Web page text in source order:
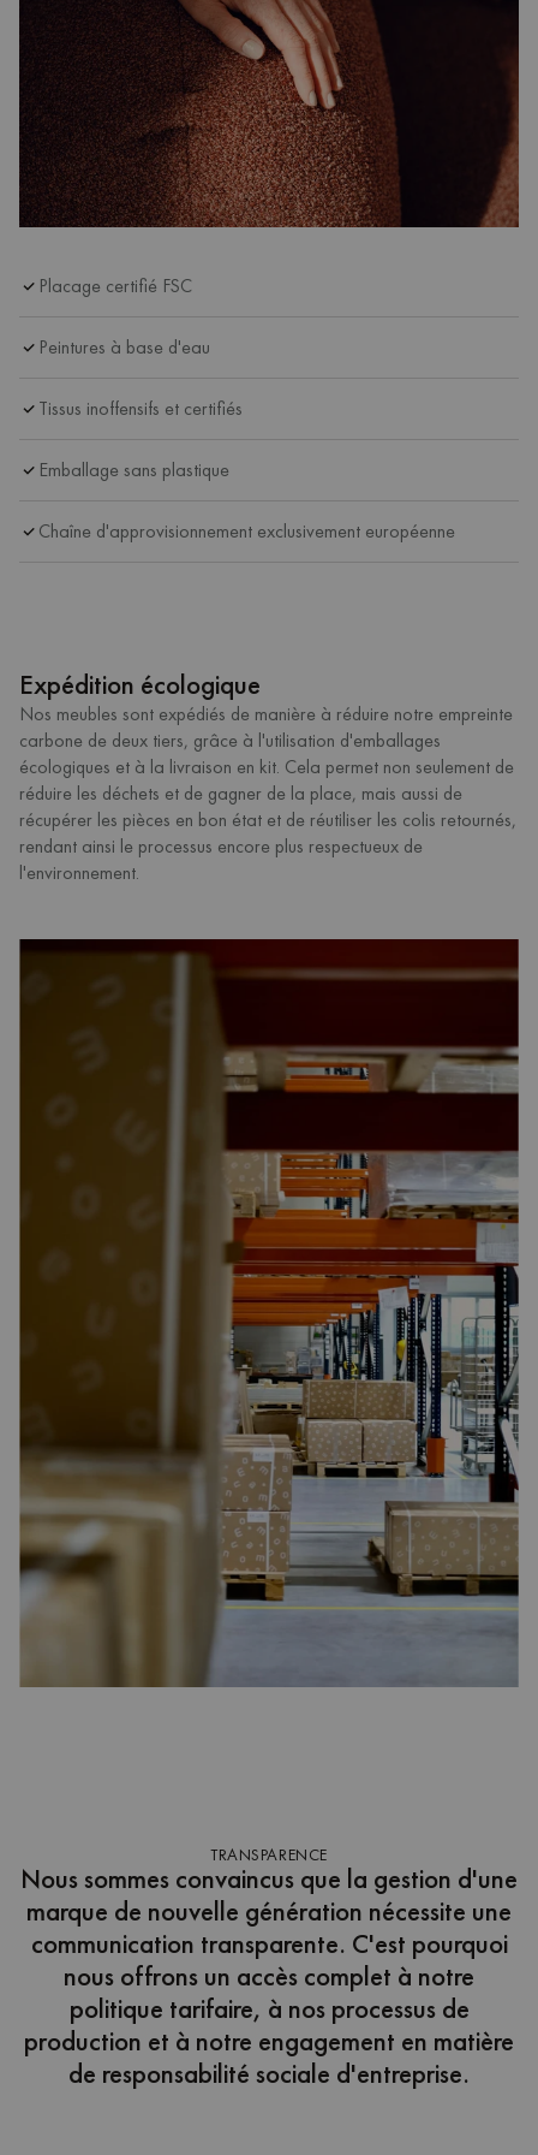
Placage certifié FSC
Peintures à base d'eau
Tissus inoffensifs et certifiés
Emballage sans plastique
Chaîne d'approvisionnement exclusivement européenne
Expédition écologique
Nos meubles sont expédiés de manière à réduire notre empreinte
carbone de deux tiers, grâce à l'utilisation d'emballages
écologiques et à la livraison en kit. Cela permet non seulement de
réduire les déchets et de gagner de la place, mais aussi de
récupérer les pièces en bon état et de réutiliser les colis retournés,
rendant ainsi le processus encore plus respectueux de
l'environnement.
TRANSPARENCE
Nous sommes convaincus que la gestion d'une
marque de nouvelle génération nécessite une
communication transparente. C'est pourquoi
nous offrons un accès complet à notre
politique tarifaire, à nos processus de
production et à notre engagement en matière
de responsabilité sociale d'entreprise.